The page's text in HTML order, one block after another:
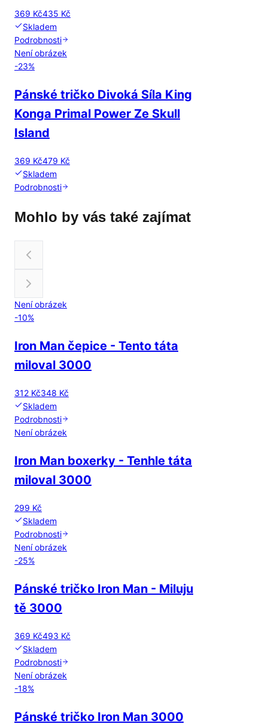
369 Kč435 Kč
Skladem
Podrobnosti
Není obrázek
-23%
Pánské tričko Divoká Síla King
Konga Primal Power Ze Skull
Island
369 Kč479 Kč
Skladem
Podrobnosti
Mohlo by vás také zajímat
Není obrázek
-10%
Iron Man čepice - Tento táta
miloval 3000
312 Kč348 Kč
Skladem
Podrobnosti
Není obrázek
Iron Man boxerky - Tenhle táta
miloval 3000
299 Kč
Skladem
Podrobnosti
Není obrázek
-25%
Pánské tričko Iron Man - Miluju
tě 3000
369 Kč493 Kč
Skladem
Podrobnosti
Není obrázek
-18%
Pánské tričko Iron Man 3000